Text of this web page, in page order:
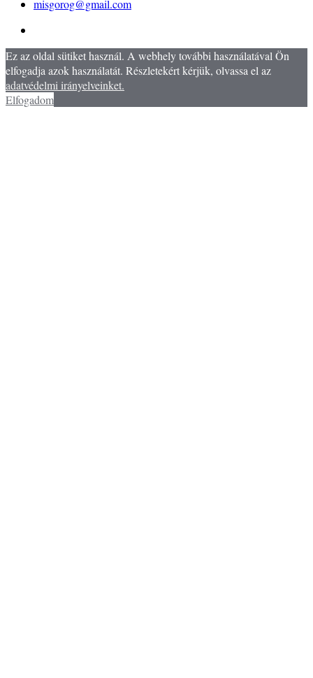
misgorog@gmail.com
Ez az oldal sütiket használ. A webhely további használatával Ön
elfogadja azok használatát. Részletekért kérjük, olvassa el az
adatvédelmi irányelveinket.
Elfogadom